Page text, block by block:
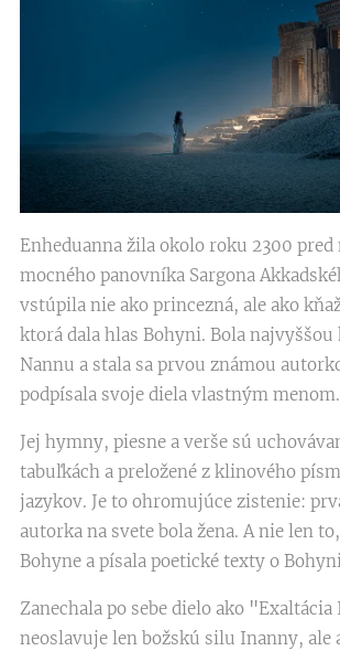
Enheduanna žila okolo roku 2300 pred
mocného panovníka Sargona
vstúpila nie ako princezná, ale ako
ktorá dala hlas Bohyni. Bola najvyššou
Nannu a stala sa prvou známou
podpísala svoje diela vlastným menom.
Jej hymny, piesne a verše sú
tabuľkách a preložené z klinového
jazykov. Je to ohromujúce zistenie:
autorka na svete bola žena. A nie len
Bohyne a písala poetické texty o
Zanechala po sebe dielo ako "Exaltácia
neoslavuje len božskú silu Inanny, ale